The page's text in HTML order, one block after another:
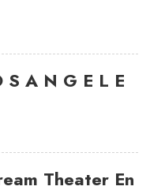
S A N G E L E
Theater En